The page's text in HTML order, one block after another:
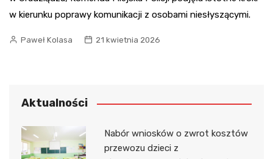
w kierunku poprawy komunikacji z osobami niesłyszącymi.
Paweł Kolasa 21 kwietnia 2026
Aktualności
Nabór wniosków o zwrot kosztów
przewozu dzieci z